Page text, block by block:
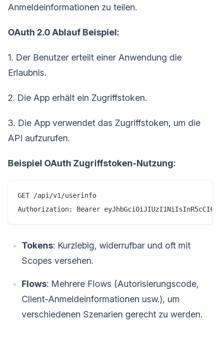
Anmeldeinformationen zu teilen.
OAuth 2.0 Ablauf Beispiel:
1. Der Benutzer erteilt einer Anwendung die
Erlaubnis.
2. Die App erhält ein Zugriffstoken.
3. Die App verwendet das Zugriffstoken, um die
API aufzurufen.
Beispiel OAuth Zugriffstoken-Nutzung:
GET /api/v1/userinfo
Tokens: Kurzlebig, widerrufbar und oft mit
Scopes versehen.
Flows: Mehrere Flows (Autorisierungscode,
Client-Anmeldeinformationen usw.), um
verschiedenen Szenarien gerecht zu werden.